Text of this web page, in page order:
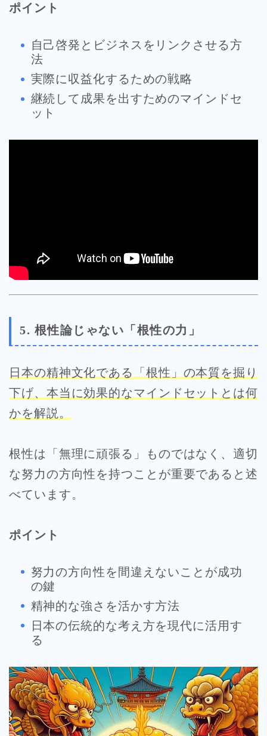
ポイント
自己啓発とビジネスをリンクさせる方
法
実際に収益化するための戦略
継続して成果を出すためのマインドセ
ット
5. 根性論じゃない「根性の力」
日本の精神文化である「根性」の本質を掘り
下げ、本当に効果的なマインドセットとは何
かを解説。
根性は「無理に頑張る」ものではなく、適切
な努力の方向性を持つことが重要であると述
べています。
ポイント
努力の方向性を間違えないことが成功
の鍵
精神的な強さを活かす方法
日本の伝統的な考え方を現代に活用す
る